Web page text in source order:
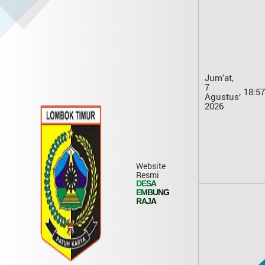
Website
Resmi
DESA
EMBUNG
RAJA
Jum'at,
7
Agustus
2026
, 18: